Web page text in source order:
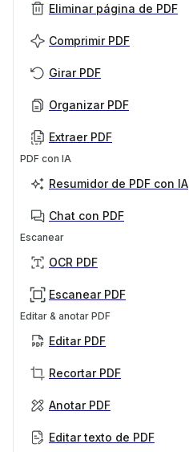
Eliminar página de PDF
Comprimir PDF
Girar PDF
Organizar PDF
Extraer PDF
PDF con IA
Resumidor de PDF con IA
Chat con PDF
Escanear
OCR PDF
Escanear PDF
Editar & anotar PDF
Editar PDF
Recortar PDF
Anotar PDF
Editar texto de PDF